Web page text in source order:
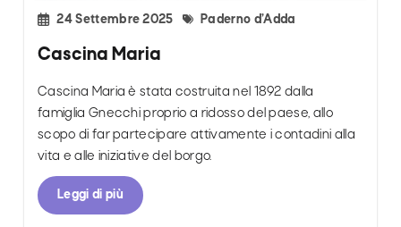
Cascina Maria
24 Settembre 2025 Paderno d’Adda
Cascina Maria è stata costruita nel 1892 dalla
famiglia Gnecchi proprio a ridosso del paese, allo
scopo di far partecipare attivamente i contadini alla
vita e alle iniziative del borgo.
Leggi di più